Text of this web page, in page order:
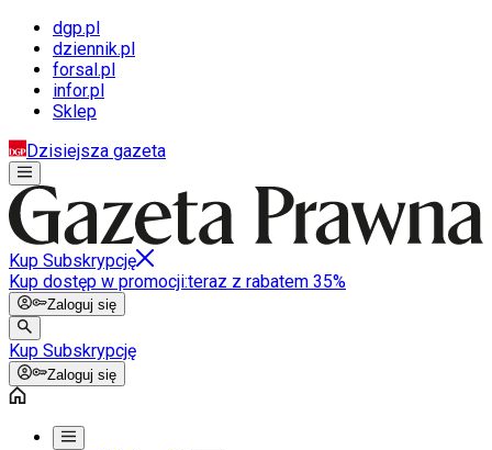
dgp.pl
dziennik.pl
forsal.pl
infor.pl
Sklep
Dzisiejsza gazeta
Kup Subskrypcję
Kup dostęp w promocji:teraz z rabatem 35%
Zaloguj się
Kup Subskrypcję
Zaloguj się